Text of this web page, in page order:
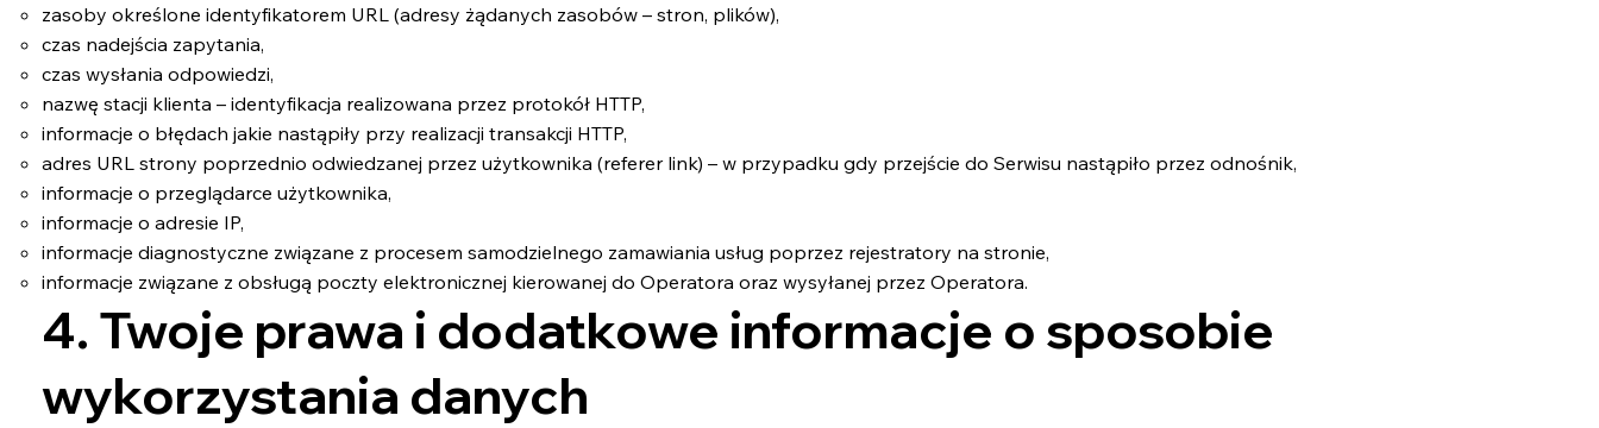
zasoby określone identyfikatorem URL (adresy żądanych zasobów – stron, plików),
czas nadejścia zapytania,
czas wysłania odpowiedzi,
nazwę stacji klienta – identyfikacja realizowana przez protokół HTTP,
informacje o błędach jakie nastąpiły przy realizacji transakcji HTTP,
adres URL strony poprzednio odwiedzanej przez użytkownika (referer link) – w przypadku gdy przejście do Serwisu nastąpiło przez odnośnik,
informacje o przeglądarce użytkownika,
informacje o adresie IP,
informacje diagnostyczne związane z procesem samodzielnego zamawiania usług poprzez rejestratory na stronie,
informacje związane z obsługą poczty elektronicznej kierowanej do Operatora oraz wysyłanej przez Operatora.
4. Twoje prawa i dodatkowe informacje o sposobie
wykorzystania danych